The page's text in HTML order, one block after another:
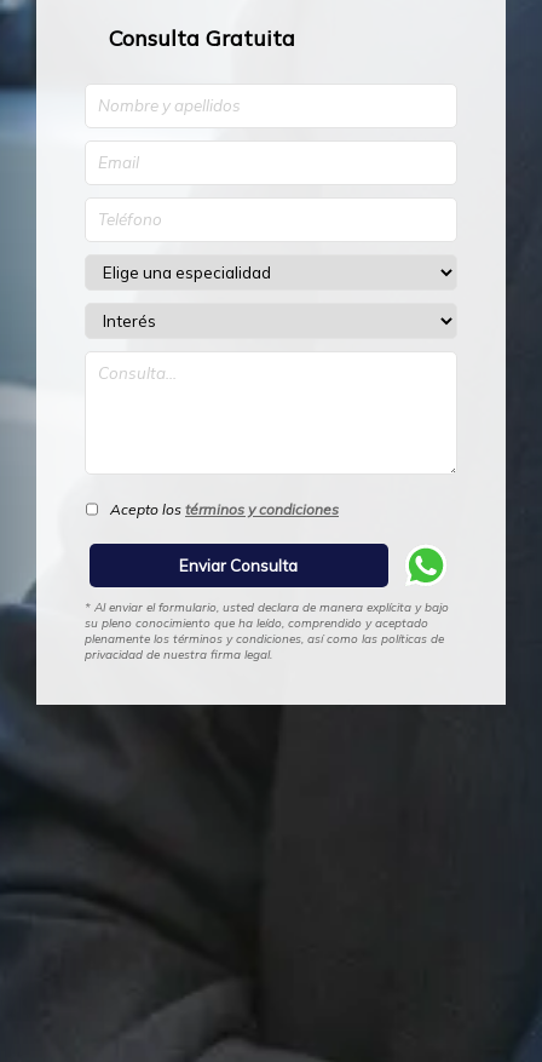
Consulta Gratuita
Acepto los términos y condiciones
* Al enviar el formulario, usted declara de manera explícita y bajo
su pleno conocimiento que ha leído, comprendido y aceptado
plenamente los términos y condiciones, así como las políticas de
privacidad de nuestra firma legal.